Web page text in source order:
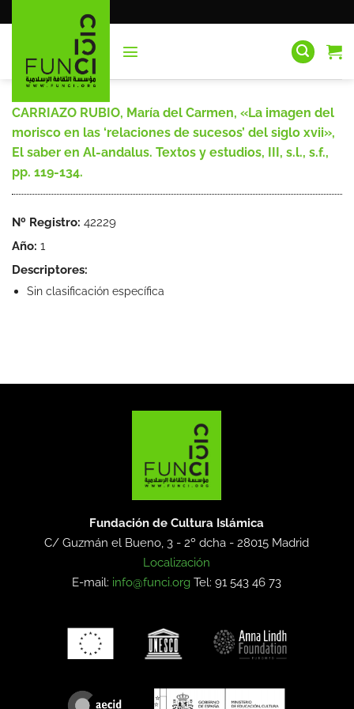
al
CARRIAZO RUBIO, María del Carmen, «La imagen del
morisco en las ‘relaciones de sucesos’ del siglo xvii»,
El saber en Al-andalus. Textos y estudios, III, s.l., s.f.,
pp. 119-134.
Nº Registro: 42229
Año: 1
Descriptores:
Sin clasificación específica
Fundación de Cultura Islámica
C/ Guzmán el Bueno, 3 - 2º dcha -28015 Madrid
Localización
E-mail: info@funci.org Tel: 91 543 46 73